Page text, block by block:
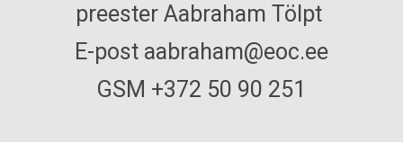
preester Aabraham Tölpt
E-post aabraham@eoc.ee
GSM +372 50 90 251